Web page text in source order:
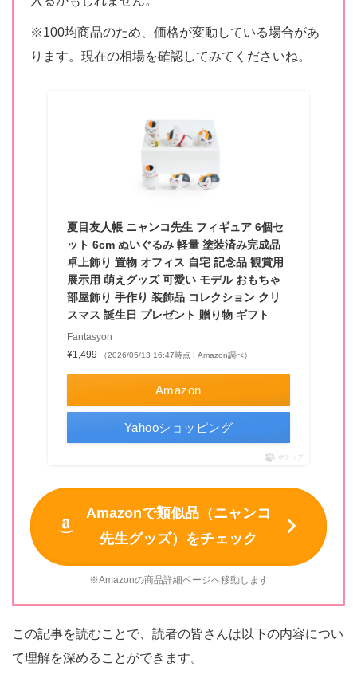
※100均商品のため、価格が変動している場合があ
ります。現在の相場を確認してみてくださいね。
夏目友人帳 ニャンコ先生 フィギュア 6個セ
ット 6cm ぬいぐるみ 軽量 塗装済み完成品
卓上飾り 置物 オフィス 自宅 記念品 観賞用
展示用 萌えグッズ 可愛い モデル おもちゃ
部屋飾り 手作り 装飾品 コレクション クリ
スマス 誕生日 プレゼント 贈り物 ギフト
Fantasyon
¥1,499
（2026/05/13 16:47時点 | Amazon調べ）
Amazon
Yahooショッピング
ポチップ
Amazonで類似品（ニャンコ
先生グッズ）をチェック
※Amazonの商品詳細ページへ移動します
この記事を読むことで、読者の皆さんは以下の内容につい
て理解を深めることができます。